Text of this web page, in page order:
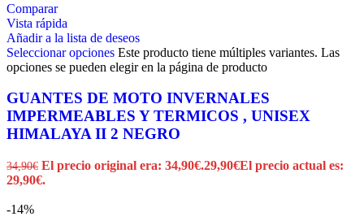
Comparar
Vista rápida
Añadir a la lista de deseos
Seleccionar opciones Este producto tiene múltiples variantes. Las
opciones se pueden elegir en la página de producto
GUANTES DE MOTO INVERNALES
IMPERMEABLES Y TERMICOS , UNISEX
HIMALAYA II 2 NEGRO
34,90€ El precio original era: 34,90€.29,90€El precio actual es:
29,90€.
-14%